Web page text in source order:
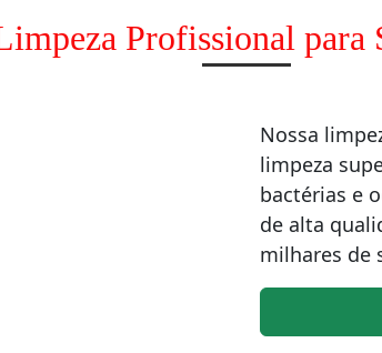
Profissional para
Nossa
limpeza
bactérias e
de alta
milhares de